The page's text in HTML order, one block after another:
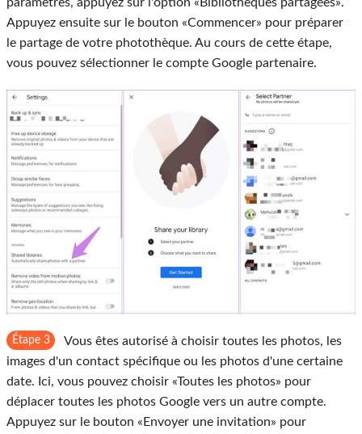
paramètres, appuyez sur l'option «Bibliothèques partagées».
Appuyez ensuite sur le bouton «Commencer» pour préparer
le partage de votre photothèque. Au cours de cette étape,
vous pouvez sélectionner le compte Google partenaire.
Étape 3
Vous êtes autorisé à choisir toutes les photos, les
images d'un contact spécifique ou les photos d'une certaine
date. Ici, vous pouvez choisir «Toutes les photos» pour
déplacer toutes les photos Google vers un autre compte.
Appuyez sur le bouton «Envoyer une invitation» pour